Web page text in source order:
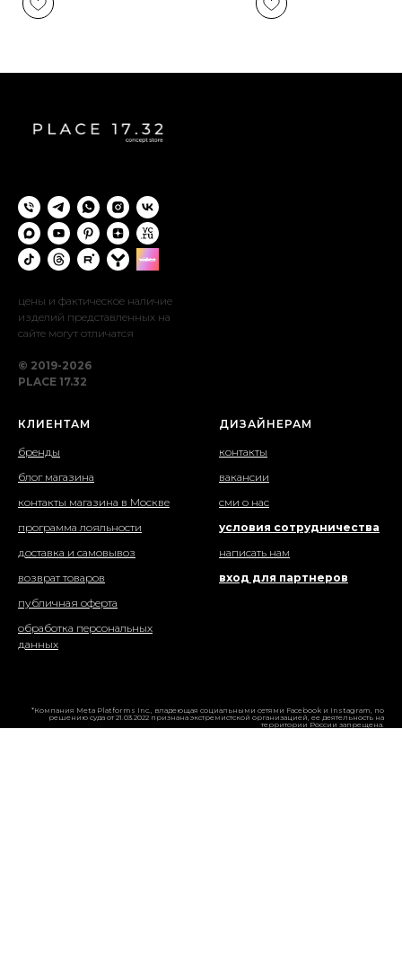
цены и фактическое наличие
изделий представленных на
сайте могут отличатся
© 2019-2026
PLACE 17.32
КЛИЕНТАМ
бренды
блог магазина
контакты магазина в Москве
программа лояльности
доставка и самовывоз
возврат товаров
публичная оферта
обработка персональных
данных
ДИЗАЙНЕРАМ
контакты
вакансии
сми о нас
условия сотрудничества
написать нам
вход для партнеров
*Компания Meta Platforms Inc., владеющая социальными сетями Facebook и Instagram, по
решению суда от 21.03.2022 признана экстремистской организацией, ее деятельность на
территории России запрещена.